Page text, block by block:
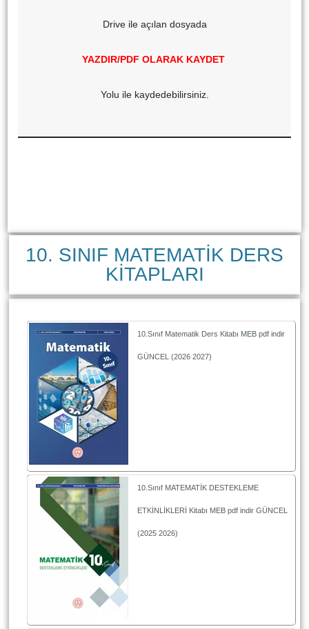
Drive ile açılan dosyada
YAZDIR/PDF OLARAK KAYDET
Yolu ile kaydedebilirsiniz.
10. SINIF MATEMATİK DERS
KİTAPLARI
10.Sınıf Matematik Ders Kitabı MEB pdf indir
GÜNCEL (2026 2027)
10.Sınıf MATEMATİK DESTEKLEME
ETKİNLİKLERİ Kitabı MEB pdf indir GÜNCEL
(2025 2026)